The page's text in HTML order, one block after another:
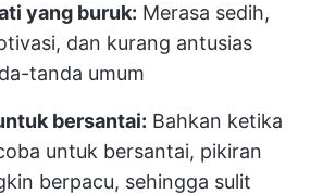
yang buruk: Merasa sedih,
dan kurang antusias
tanda umum
bersantai: Bahkan ketika
untuk bersantai, pikiran
berpacu, sehingga sulit